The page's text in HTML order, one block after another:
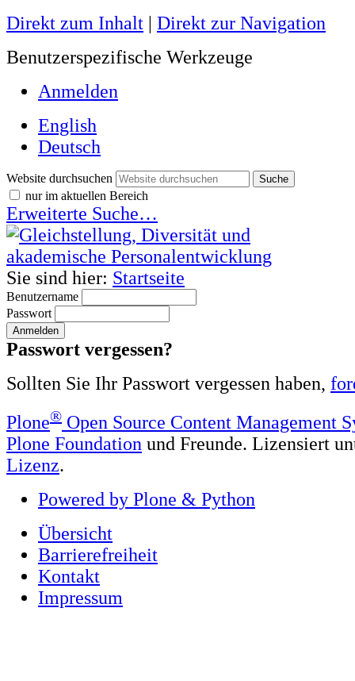
Direkt zum Inhalt | Direkt zur Navigation
Benutzerspezifische Werkzeuge
Anmelden
English
Deutsch
Website durchsuchen
nur im aktuellen Bereich
Erweiterte Suche…
Sie sind hier: Startseite
Benutzername
Passwort
Passwort vergessen?
Sollten Sie Ihr Passwort vergessen haben,
Plone® Open Source Content Management
Plone Foundation und Freunde. Lizensiert
Lizenz.
Powered by Plone & Python
Übersicht
Barrierefreiheit
Kontakt
Impressum